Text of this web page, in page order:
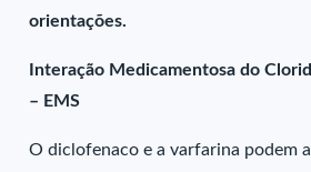
orientações.
Interação Medicamentosa do
– EMS
O diclofenaco e a varfarina podem